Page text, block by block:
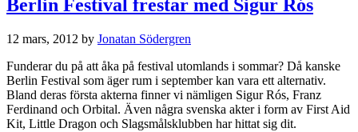
Berlin Festival frestar med Sigur Rós
12 mars, 2012 by Jonatan Södergren
Funderar du på att åka på festival utomlands i sommar? Då kanske
Berlin Festival som äger rum i september kan vara ett alternativ.
Bland deras första akterna finner vi nämligen Sigur Rós, Franz
Ferdinand och Orbital. Även några svenska akter i form av First Aid
Kit, Little Dragon och Slagsmålsklubben har hittat sig dit.